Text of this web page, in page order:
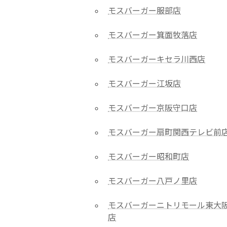
モスバーガー服部店
モスバーガー箕面牧落店
モスバーガーキセラ川西店
モスバーガー江坂店
モスバーガー京阪守口店
モスバーガー扇町関西テレビ前
モスバーガー昭和町店
モスバーガー八戸ノ里店
モスバーガーニトリモール東大
店